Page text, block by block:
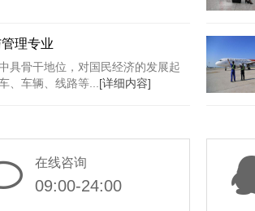
理专业
具骨干地位，对国民经济的发展起
、车辆、线路等... [详细内容]
在线咨询
09:00-24:00